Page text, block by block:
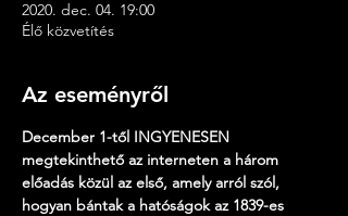
2020. dec. 04. 19:00
Élő közvetítés
Az eseményről
December 1-től INGYENESEN
megtekinthető az interneten a három
előadás közül az első, amely arról szól,
hogyan bántak a hatóságok az 1839-es